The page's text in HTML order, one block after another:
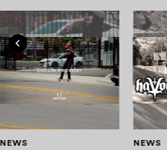
NEWS NEWS